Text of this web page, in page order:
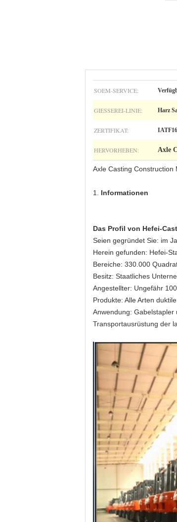
SOEM-SERVICE:
GIESSEREI-LINIE: Harz
ZERTIFIKAT:
HERVORHEBEN: Axle
Axle Casting Construction
1. Informationen
Das Profil von Hefei-
Seien gegründet Sie: im
Herein gefunden: Hefei-
Bereiche: 330.000
Besitz: Staatliches
Angestellter: Ungefähr
Produkte: Alle Arten
Anwendung: Gabelstapler
Transportausrüstung der